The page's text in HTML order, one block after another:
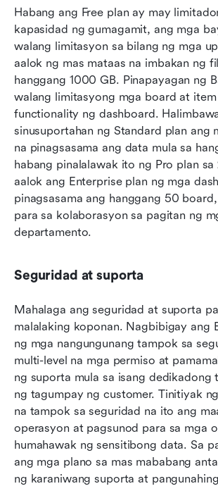
Habang ang Free plan ay may
kapasidad ng gumagamit, ang mga
walang limitasyon sa bilang ng mga
aalok ng mas mataas na imbakan ng
hanggang 1000 GB. Pinapayagan ng
walang limitasyong mga board at
functionality ng dashboard.
sinusuportahan ng Standard plan ang
na pinagsasama ang data mula sa
habang pinalalawak ito ng Pro plan
aalok ang Enterprise plan ng mga
pinagsasama ang hanggang 50
para sa kolaborasyon sa pagitan ng
departamento.
Seguridad at suporta
Mahalaga ang seguridad at suporta
malalaking koponan. Nagbibigay ang
ng mga nangungunang tampok sa
multi-level na mga permiso at
ng suporta mula sa isang dedikadong
ng tagumpay ng customer. Tinitiyak
na tampok sa seguridad na ito ang
operasyon at pagsunod para sa mga
humahawak ng sensitibong data. Sa
ang mga plano sa mas mababang
ng karaniwang suporta at